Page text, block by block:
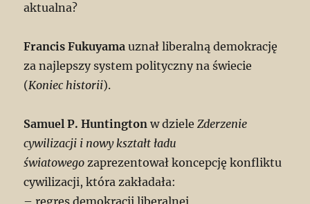
aktualna?
Francis Fukuyama uznał liberalną demokrację
za najlepszy system polityczny na świecie
(Koniec historii).
Samuel P. Huntington w dzieleZderzenie
cywilizacji i nowy kształt ładu
światowego zaprezentował koncepcję konfliktu
cywilizacji, która zakładała: